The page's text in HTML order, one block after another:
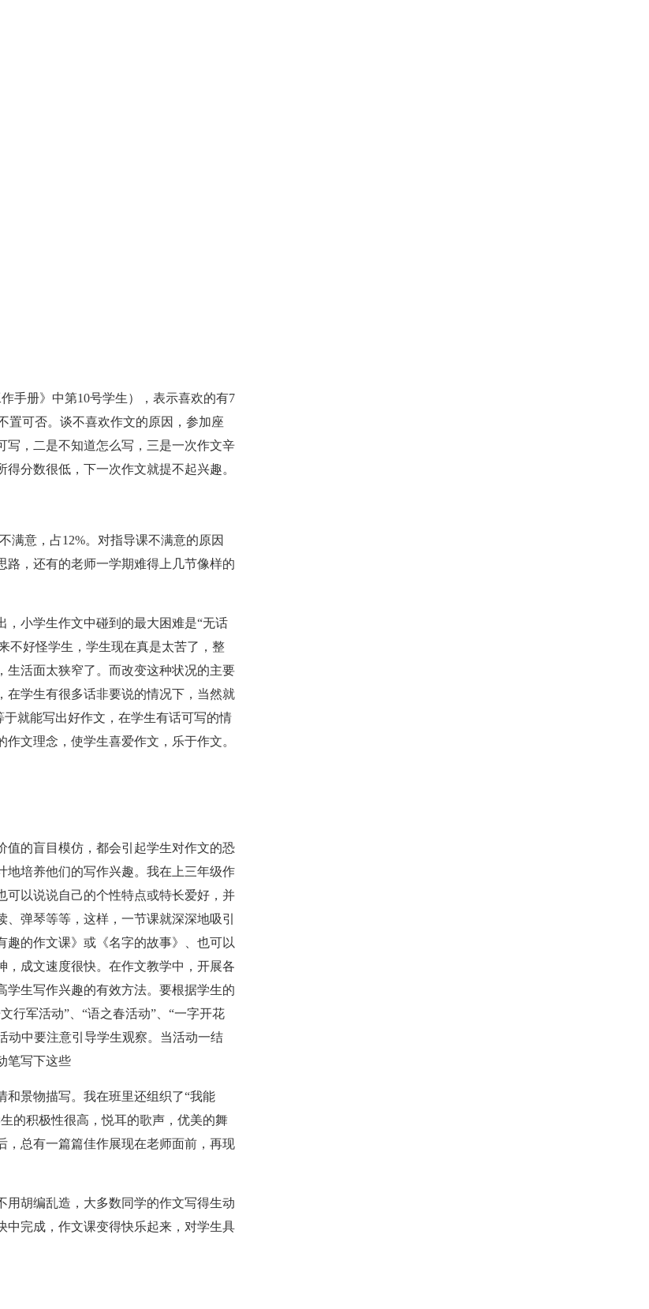
手册》中第10号学生），表示喜欢的有7
置可否。谈不喜欢作文的原因，参加座
写，二是不知道怎么写，三是一次作文辛
分数很低，下一次作文就提不起兴趣。
满意，占12%。对指导课不满意的原因
路，还有的老师一学期难得上几节像样的
，小学生作文中碰到的最大困难是“无话
不好怪学生，学生现在真是太苦了，整
生活面太狭窄了。而改变这种状况的主要
在学生有很多话非要说的情况下，当然就
就能写出好作文，在学生有话可写的情
文理念，使学生喜爱作文，乐于作文。
值的盲目模仿，都会引起学生对作文的恐
培养他们的写作兴趣。我在上三年级作
可以说说自己的个性特点或特长爱好，并
弹琴等等，这样，一节课就深深地吸引
的作文课》或《名字的故事》、也可以
，成文速度很快。在作文教学中，开展各
生写作兴趣的有效方法。要根据学生的
行军活动”、“语之春活动”、“一字开花
动中要注意引导学生观察。当活动一结
笔写下这些
景物描写。我在班里还组织了“我能
的积极性很高，悦耳的歌声，优美的舞
总有一篇篇佳作展现在老师面前，再现
胡编乱造，大多数同学的作文写得生动
中完成，作文课变得快乐起来，对学生具